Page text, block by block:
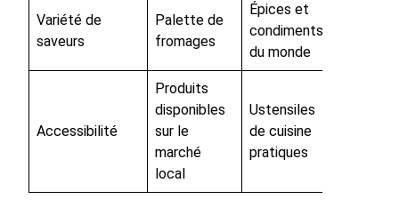
Variété de
saveurs
Palette de
fromages
Épices et
condiments
du monde
Accessibilité
Produits
disponibles
sur le
marché
local
Ustensiles
de cuisine
pratiques